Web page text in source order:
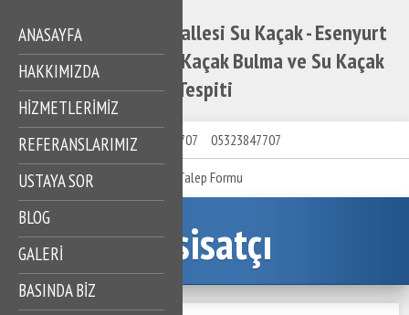
Esenyurt Fatih Mahallesi Su Kaçak - Esenyurt
Fatih Mahallesi Su Kaçak Bulma ve Su Kaçak
Tespiti
ANASAYFA
HAKKIMIZDA
HIZMETLERIMIZ
REFERANSLARIMIZ
USTAYA SOR
BLOG
GALERİ
BASINDA BİZ
05323847707 05323847707
Talep Formu
Tesisatçı